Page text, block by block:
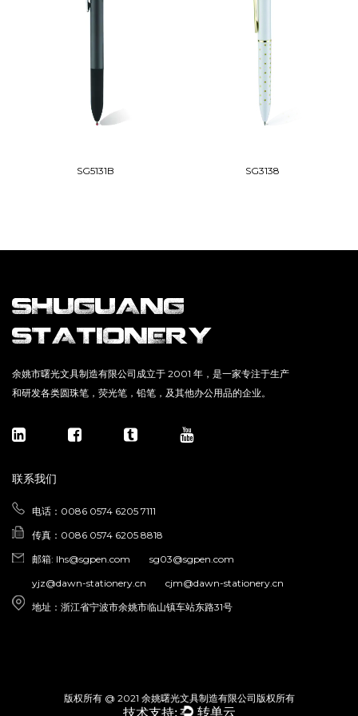
SG5131B SG3138
余姚市曙光文具制造有限公司成立于 2001 年，是一家专注于生产
和研发各类圆珠笔，荧光笔，铅笔，及其他办公用品的企业。
联系我们
电话：0086 0574 6205 7111
传真：0086 0574 6205 8818
邮箱: lhs@sgpen.com
sg03@sgpen.com
yjz@dawn-stationery.cn
cjm@dawn-stationery.cn
地址：浙江省宁波市余姚市临山镇车站东路31号
版权所有 @ 2021 余姚曙光文具制造有限公司版权所有